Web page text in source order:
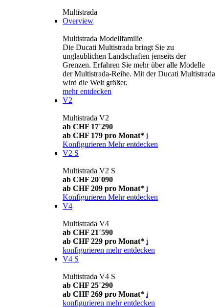
Multistrada
Overview
Multistrada Modellfamilie
Die Ducati Multistrada bringt Sie zu
unglaublichen Landschaften jenseits der
Grenzen. Erfahren Sie mehr über alle Modelle
der Multistrada-Reihe. Mit der Ducati Multistrada
wird die Welt größer.
mehr entdecken
V2
Multistrada V2
ab CHF 17´290
ab CHF 179 pro Monat* i
Konfigurieren Mehr entdecken
V2 S
Multistrada V2 S
ab CHF 20´090
ab CHF 209 pro Monat* i
Konfigurieren Mehr entdecken
V4
Multistrada V4
ab CHF 21´590
ab CHF 229 pro Monat* i
konfigurieren mehr entdecken
V4 S
Multistrada V4 S
ab CHF 25´290
ab CHF 269 pro Monat* i
konfigurieren mehr entdecken